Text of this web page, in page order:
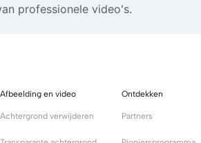
professionele video's.
Afbeelding en video
Achtergrond verwijderen
Ontdekken
Partners